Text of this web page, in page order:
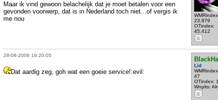
23.879
OTindex:
45.412
S
Maar ik vind gewoon belachelijk dat je moet betalen voor een
gevonden voorwerp, dat is in Nederland toch niet...of vergis ik
me nou
28-08-2006 19:20:05
Lid
47
OTindex:
Wnplts:
S
Dat aardig zeg, goh wat een goeie service!:evil: